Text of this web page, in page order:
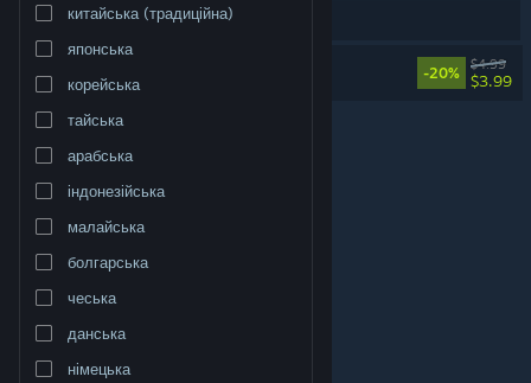
Змінити мову
Переглянути повну версію
китайська (традиційна)
японська
корейська
тайська
арабська
індонезійська
малайська
болгарська
чеська
данська
німецька
Результатів вашого пошуку: 1.
-20%
$4.99
$3.99